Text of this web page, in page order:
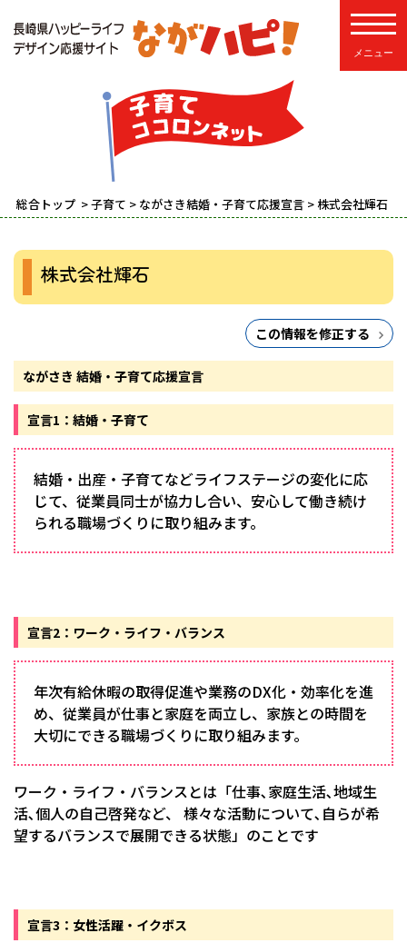
総合トップ >子育て > ながさき結婚・子育て応援宣言 > 株式会社輝石
株式会社輝石
この情報を修正する
ながさき 結婚・子育て応援宣言
宣言1：結婚・子育て
結婚・出産・子育てなどライフステージの変化に応
じて、従業員同士が協力し合い、安心して働き続け
られる職場づくりに取り組みます。
宣言2：ワーク・ライフ・バランス
年次有給休暇の取得促進や業務のDX化・効率化を進
め、従業員が仕事と家庭を両立し、家族との時間を
大切にできる職場づくりに取り組みます。
ワーク・ライフ・バランスとは「仕事､家庭生活､地域生
活､個人の自己啓発など、 様々な活動について､自らが希
望するバランスで展開できる状態」のことです
宣言3：女性活躍・イクボス